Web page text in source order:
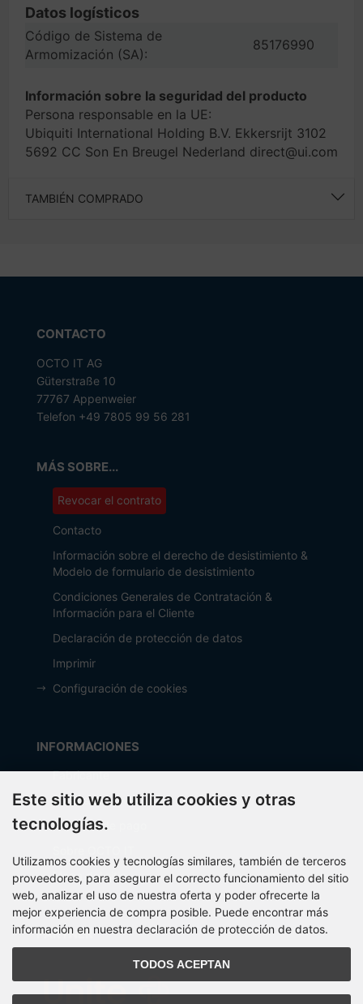
Datos logísticos
Código de Sistema de
Armomización (SA):
85176990
Información sobre la seguridad del producto
Persona responsable en la UE:
Ubiquiti International Holding B.V. Ekkersrijt 3102
5692 CC Son En Breugel Nederland direct@ui.com
TAMBIÉN COMPRADO
CONTACTO
OCTO IT AG
Güterstraße 10
77767 Appenweier
Telefon +49 7805 99 56 281
MÁS SOBRE...
Revocar el contrato
Contacto
Información sobre el derecho de desistimiento &
Modelo de formulario de desistimiento
Condiciones Generales de Contratación &
Información para el Cliente
Declaración de protección de datos
Imprimir
Configuración de cookies
INFORMACIONES
Fabricante
Costos de envío
Métodos de pago
Mapa del sitio
PARTNER
Este sitio web utiliza cookies y otras
tecnologías.
Utilizamos cookies y tecnologías similares, también de terceros
proveedores, para asegurar el correcto funcionamiento del sitio
web, analizar el uso de nuestra oferta y poder ofrecerte la
mejor experiencia de compra posible. Puede encontrar más
información en nuestra declaración de protección de datos.
TODOS ACEPTAN